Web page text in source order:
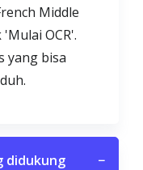
Middle
OCR'.
yang bisa
didukung
−